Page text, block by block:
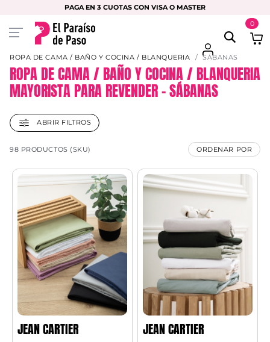
PAGA EN 3 CUOTAS CON VISA O MASTER
0
ROPA DE CAMA / BAÑO Y COCINA / BLANQUERIA SÁBANAS
ROPA DE CAMA / BAÑO Y COCINA / BLANQUERIA
MAYORISTA PARA REVENDER – SÁBANAS
ABRIR FILTROS
98 PRODUCTOS (SKU) ORDENAR POR
JEAN CARTIER JEAN CARTIER